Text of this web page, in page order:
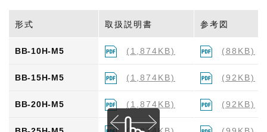
VBC-50F-M5 (1,013KB) (83KB)
VBC-50F-M6 (1,013KB) (82KB)
形式 取扱説明書 参考図
BB-10H-M5 (1,874KB) (88KB)
BB-15H-M5 (1,874KB) (92KB)
BB-20H-M5 (1,874KB) (92KB)